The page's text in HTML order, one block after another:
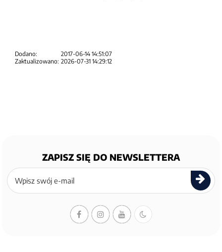
Dodano:
2017-06-14 14:51:07
Zaktualizowano: 2026-07-31 14:29:12
ZAPISZ SIĘ DO NEWSLETTERA
Zapisz
się
newslettera